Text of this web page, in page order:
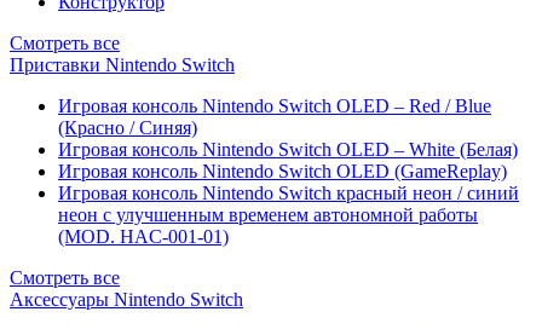
Смотреть все
Приставки Nintendo Switch
Игровая консоль Nintendo Switch OLED – Red / Blue
(Красно / Синяя)
Игровая консоль Nintendo Switch OLED – White (Белая)
Игровая консоль Nintendo Switch OLED (GameReplay)
Игровая консоль Nintendo Switch красный неон / синий
неон с улучшенным временем автономной работы
(MOD. HAC-001-01)
Смотреть все
Аксессуары Nintendo Switch